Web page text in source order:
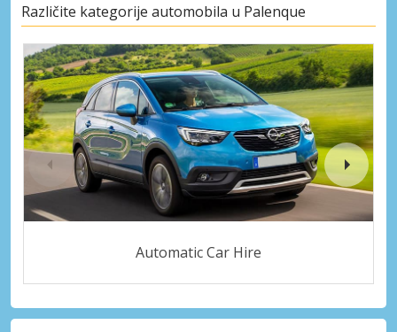
Različite kategorije automobila u Palenque
Automatic Car Hire